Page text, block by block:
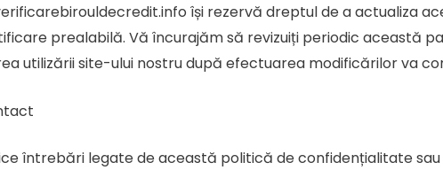
își rezervă dreptul de a actualiza
prealabilă. Vă încurajăm să revizuiți periodic această
utilizării site-ului nostru după efectuarea modificărilor va
întrebări legate de această politică de confidențialitate